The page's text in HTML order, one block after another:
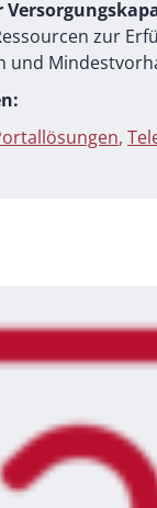
zur
und
,